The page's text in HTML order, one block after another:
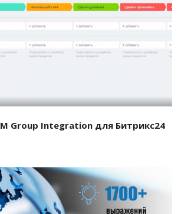
Смотреть проект
Group Integration для Битрикс24